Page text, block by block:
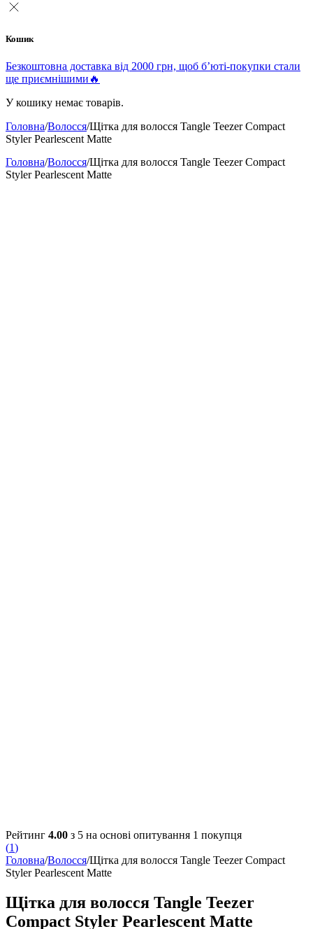
Кошик
Безкоштовна доставка від 2000 грн, щоб б’юті-покупки стали
ще приємнішими🔥
У кошику немає товарів.
Головна/Волосся/Щітка для волосся Tangle Teezer Compact
Styler Pearlescent Matte
Головна/Волосся/Щітка для волосся Tangle Teezer Compact
Styler Pearlescent Matte
Рейтинг 4.00 з 5 на основі опитування 1 покупця
(1)
Головна/Волосся/Щітка для волосся Tangle Teezer Compact
Styler Pearlescent Matte
Щітка для волосся Tangle Teezer
Compact Styler Pearlescent Matte